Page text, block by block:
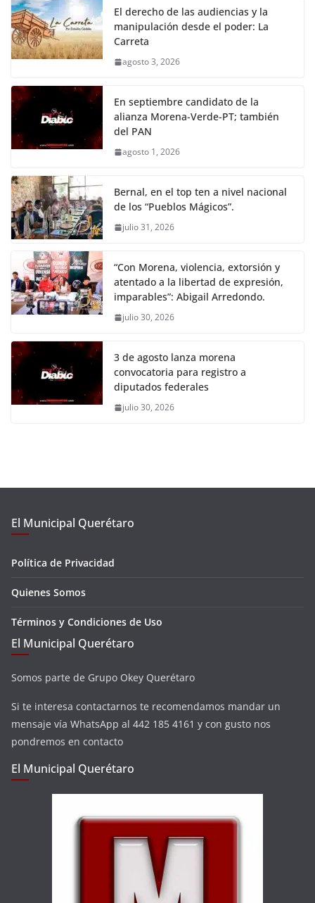
El derecho de las audiencias y la
manipulación desde el poder: La
Carreta
agosto 3, 2026
En septiembre candidato de la
alianza Morena-Verde-PT; también
del PAN
agosto 1, 2026
Bernal, en el top ten a nivel nacional
de los “Pueblos Mágicos”.
julio 31, 2026
“Con Morena, violencia, extorsión y
atentado a la libertad de expresión,
imparables”: Abigail Arredondo.
julio 30, 2026
3 de agosto lanza morena
convocatoria para registro a
diputados federales
julio 30, 2026
El Municipal Querétaro
Política de Privacidad
Quienes Somos
Términos y Condiciones de Uso
El Municipal Querétaro
Somos parte de Grupo Okey Querétaro
Si te interesa contactarnos te recomendamos mandar un
mensaje vía WhatsApp al 442 185 4161 y con gusto nos
pondremos en contacto
El Municipal Querétaro